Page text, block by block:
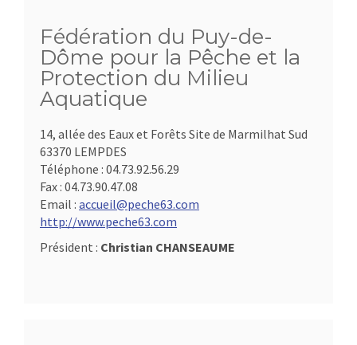
Fédération du Puy-de-
Dôme pour la Pêche et la
Protection du Milieu
Aquatique
14, allée des Eaux et Forêts Site de Marmilhat Sud
63370 LEMPDES
Téléphone : 04.73.92.56.29
Fax : 04.73.90.47.08
Email : accueil@peche63.com
http://www.peche63.com
Président : Christian CHANSEAUME